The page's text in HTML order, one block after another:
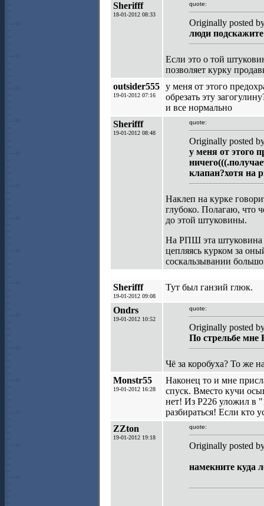
Sherifff
18-01-2012 08:33
quote:
Originally posted
люди
Если это о той
позволяет курку
outsider555
19-01-2012 07:16
у меня от этого
обрезать эту
и все нормально
Sherifff
19-01-2012 08:48
quote:
Originally posted
у меня от этого
клапан?хотя на
Наклеп на курке
глубоко. Полагаю, что
до этой штуковины.
На РПШ эта штуковина
цепляясь курком за
соскальзывании
Sherifff
19-01-2012 09:08
Тут был ганзий глюк.
Ondrs
19-01-2012 10:52
quote:
Originally posted
По стрельбе мне
Чё за коробуха? То же
Monstr55
19-01-2012 16:28
Наконец то и мне
спуск. Вместо кучи
нет! Из Р226 уложил в
разбираться! Если кто
ZZton
19-01-2012 19:18
quote:
Originally posted
намекните куда